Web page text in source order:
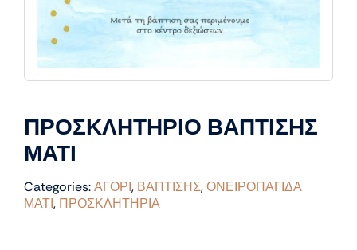
ΠΡΟΣΚΛΗΤΗΡΙΟ ΒΑΠΤΙΣΗΣ
ΜΑΤΙ
Categories:ΑΓΟΡΙ, ΒΑΠΤΙΣΗΣ,ΟΝΕΙΡΟΠΑΓΙΔΑ
ΜΑΤΙ, ΠΡΟΣΚΛΗΤΗΡΙΑ